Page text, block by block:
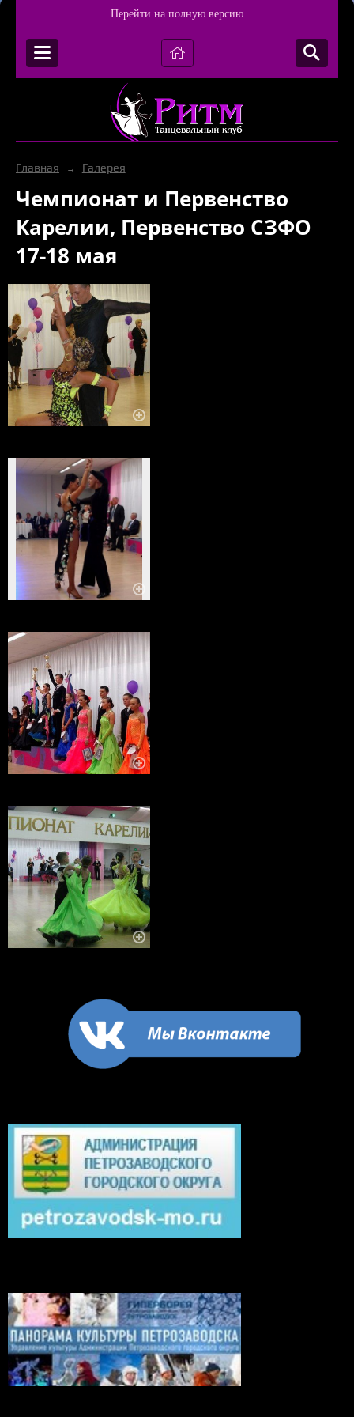
Перейти на полную версию
Главная → Галерея
Чемпионат и Первенство
Карелии, Первенство СЗФО
17-18 мая